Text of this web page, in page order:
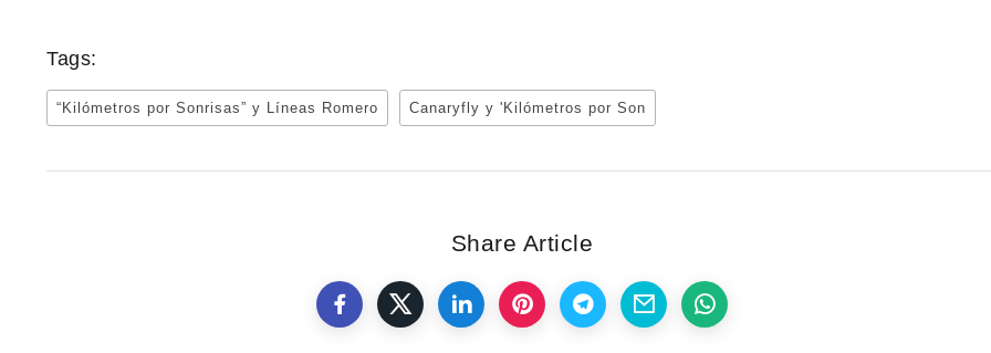
Tags:
“Kilómetros por Sonrisas” y Líneas Romero Canaryfly y 'Kilómetros por Son
Share Article